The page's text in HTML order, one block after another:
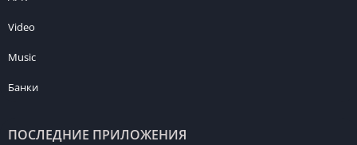
Video
Music
Банки
ПОСЛЕДНИЕ ПРИЛОЖЕНИЯ